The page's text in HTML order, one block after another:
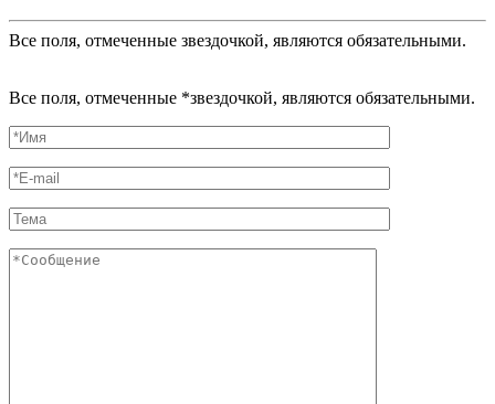
Все поля, отмеченные звездочкой, являются обязательными.
Все поля, отмеченные *звездочкой, являются обязательными.